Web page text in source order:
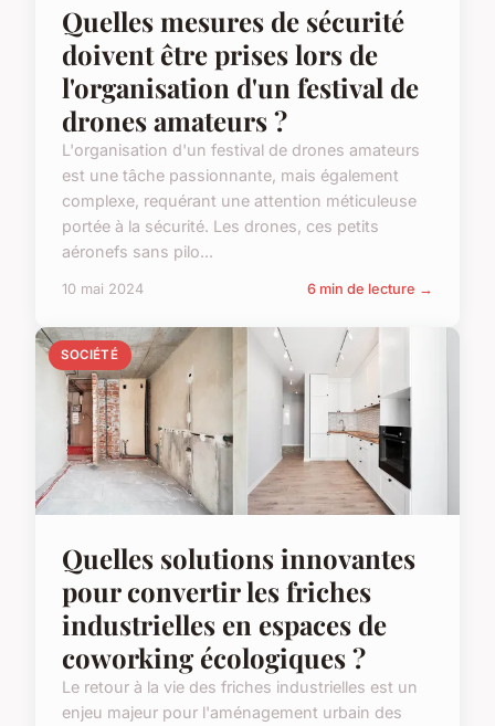
Quelles mesures de sécurité
doivent être prises lors de
l'organisation d'un festival de
drones amateurs ?
L'organisation d'un festival de drones amateurs
est une tâche passionnante, mais également
complexe, requérant une attention méticuleuse
portée à la sécurité. Les drones, ces petits
aéronefs sans pilo...
10 mai 2024 6 min de lecture →
SOCIÉTÉ
Quelles solutions innovantes
pour convertir les friches
industrielles en espaces de
coworking écologiques ?
Le retour à la vie des friches industrielles est un
enjeu majeur pour l'aménagement urbain des